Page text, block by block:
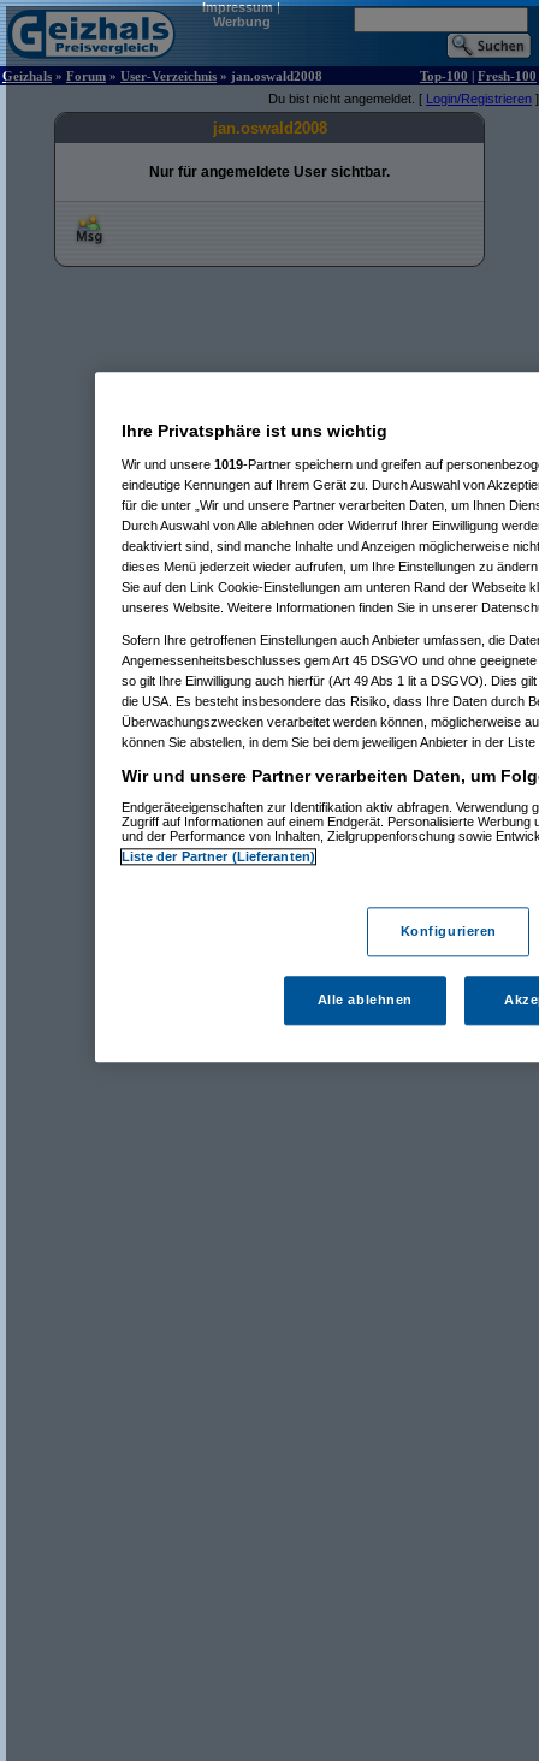
Impressum|
Werbung
Geizhals » Forum » User-Verzeichnis » jan.oswald2008 Top-100 | Fresh-100
Du bist nicht angemeldet. [ Login/Registrieren ]
jan.oswald2008
Nur für angemeldete User sichtbar.
Ihre Privatsphäre ist uns wichtig
Wir und unsere 1019-Partner speichern und greifen auf
eindeutige Kennungen auf Ihrem Gerät zu. Durch Auswahl von
für die unter „Wir und unsere Partner verarbeiten Daten, um Ihnen
Durch Auswahl von Alle ablehnen oder Widerruf Ihrer Einwilligung
deaktiviert sind, sind manche Inhalte und Anzeigen möglicherweise
dieses Menü jederzeit wieder aufrufen, um Ihre Einstellungen zu
Sie auf den Link Cookie-Einstellungen am unteren Rand der Webseite
unseres Website. Weitere Informationen finden Sie in unserer
Sofern Ihre getroffenen Einstellungen auch Anbieter umfassen, die
Angemessenheitsbeschlusses gem Art 45 DSGVO und ohne
so gilt Ihre Einwilligung auch hierfür (Art 49 Abs 1 lit a DSGVO). Dies
die USA. Es besteht insbesondere das Risiko, dass Ihre Daten durch
Überwachungszwecken verarbeitet werden können, möglicherweise
können Sie abstellen, in dem Sie bei dem jeweiligen Anbieter in der
Wir und unsere Partner verarbeiten Daten, um
Endgeräteeigenschaften zur Identifikation aktiv abfragen. Verwendung
Zugriff auf Informationen auf einem Endgerät. Personalisierte Werbung
und der Performance von Inhalten, Zielgruppenforschung sowie
Liste der Partner (Lieferanten)
Konfigurieren
Alle ablehnen